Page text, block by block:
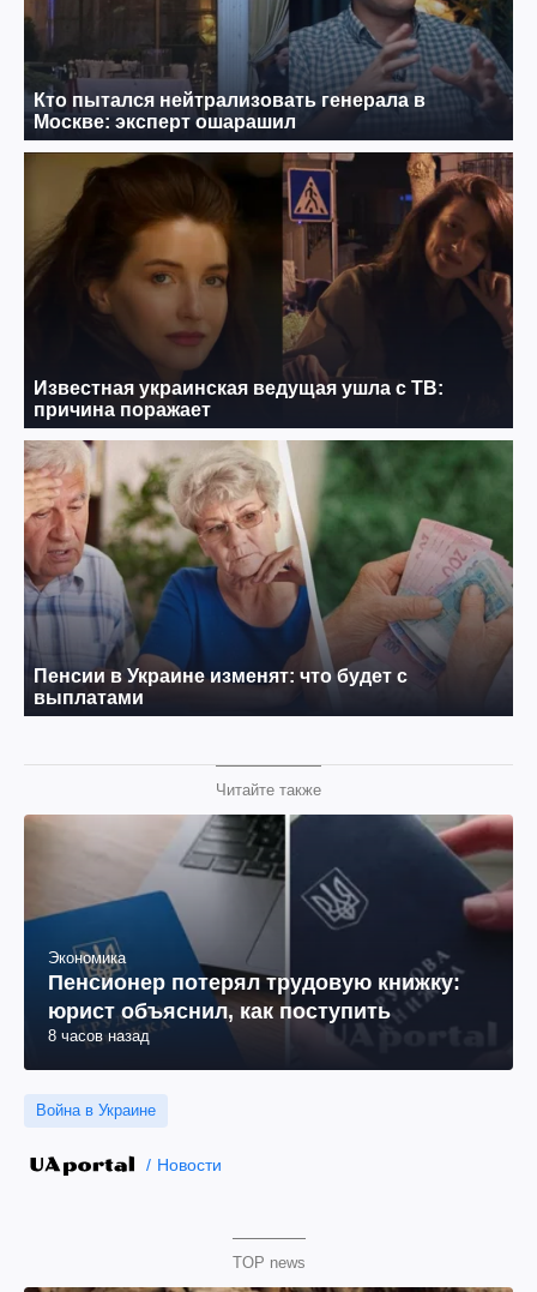
Читайте также
Экономика
Пенсионер потерял трудовую книжку:
юрист объяснил, как поступить
8 часов назад
Война в Украине
Новости
TOP news